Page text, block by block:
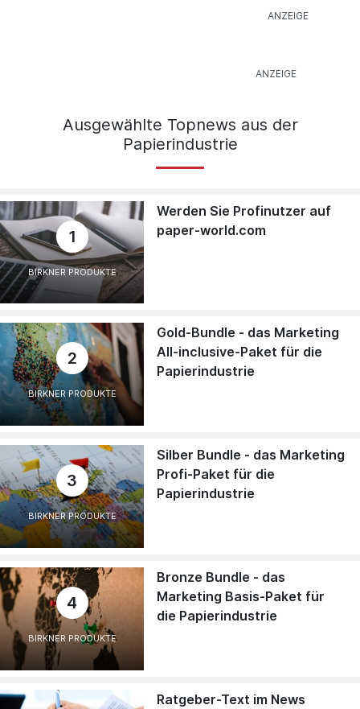
Ausgewählte Topnews aus der
Papierindustrie
1
BIRKNER PRODUKTE
Werden Sie Profinutzer auf
paper-world.com
2
BIRKNER PRODUKTE
Gold-Bundle - das Marketing
All-inclusive-Paket für die
Papierindustrie
3
BIRKNER PRODUKTE
Silber Bundle - das Marketing
Profi-Paket für die
Papierindustrie
4
BIRKNER PRODUKTE
Bronze Bundle - das
Marketing Basis-Paket für
die Papierindustrie
Ratgeber-Text im News